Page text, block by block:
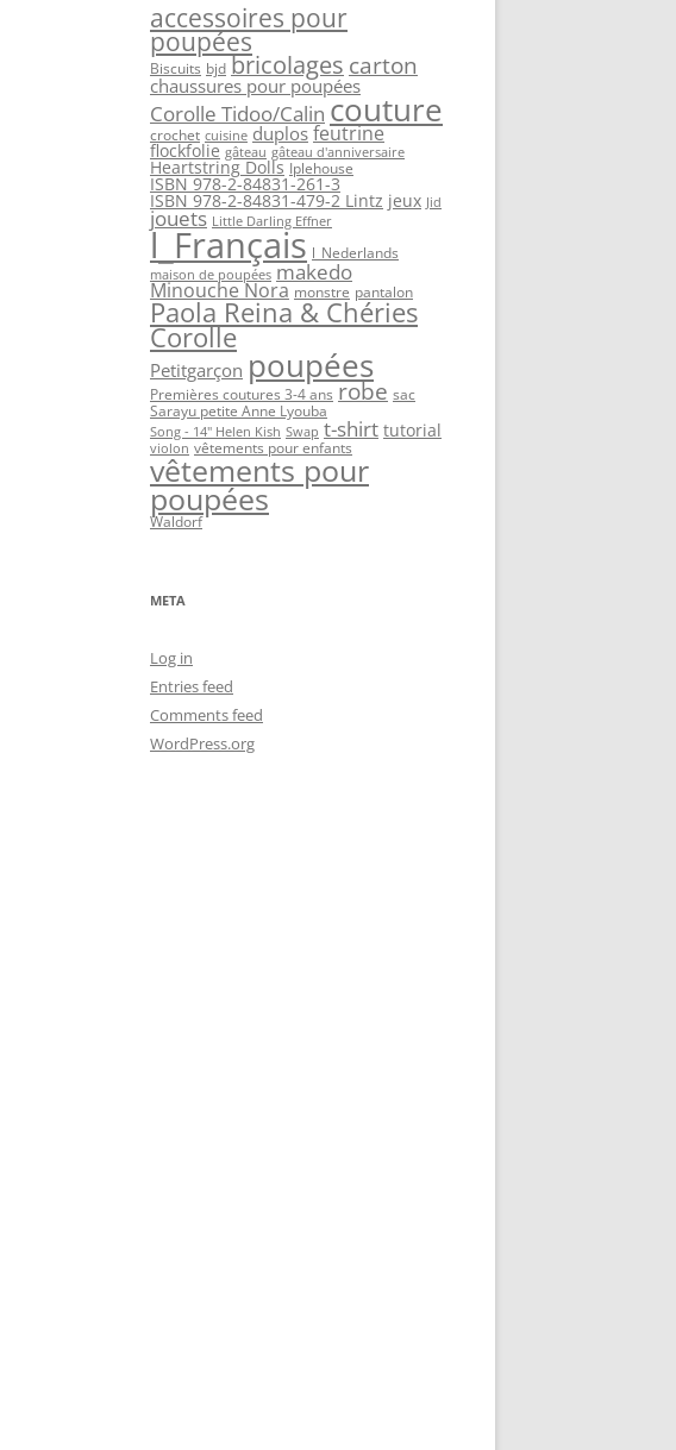
accessoires pour
poupées
Biscuits bjd bricolages carton
chaussures pour poupées
Corolle Tidoo/Calin couture
crochet cuisine duplos feutrine
flockfolie gâteau gâteau d'anniversaire
Heartstring Dolls Iplehouse
ISBN 978-2-84831-261-3
ISBN 978-2-84831-479-2 Lintz jeux Jid
jouets Little Darling Effner
l_Français l_Nederlands
maison de poupées makedo
Minouche Nora monstre pantalon
Paola Reina & Chéries
Corolle
Petitgarçon poupées
Premières coutures 3-4 ans robe sac
Sarayu petite Anne Lyouba
Song - 14" Helen Kish Swap t-shirt tutorial
violon vêtements pour enfants
vêtements pour
poupées
Waldorf
META
Log in
Entries feed
Comments feed
WordPress.org